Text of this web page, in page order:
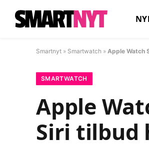
Smartnyt » Smartwatch » Apple Watch
SMARTWATCH
Apple
Siri tilbud